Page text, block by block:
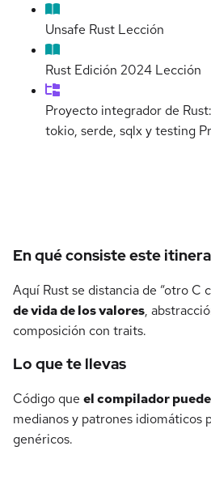
Unsafe Rust Lección
Rust Edición 2024 Lección
Proyecto integrador de
tokio, serde, sqlx y testing
Detalles del curso
En qué consiste este
Aquí Rust se distancia de “otro C
de vida de los valores,
composición con traits.
Lo que te llevas
Código que el compilador
medianos y patrones idiomáticos
genéricos.